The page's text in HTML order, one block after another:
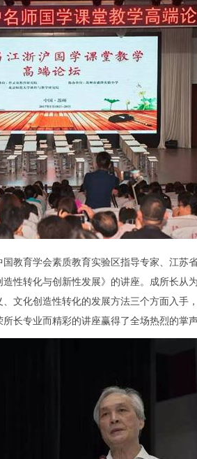
育学会素质教育实验区指导专家、江苏
性转化与创新性发展》的讲座。成所长从
文化创造性转化的发展方法三个方面入手
长专业而精彩的讲座赢得了全场热烈的掌声